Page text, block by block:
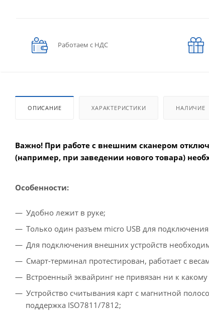
Работаем с НДС
ОПИСАНИЕ ХАРАКТЕРИСТИКИ НАЛИЧИЕ
Важно! При работе с внешним сканером
(например, при заведении нового товара)
Особенности:
Удобно лежит в руке;
Только один разъем micro USB для
Для подключения внешних устройств
Смарт-терминал протестирован, работает с
Встроенный эквайринг не привязан ни к
Устройство считывания карт с магнитной
поддержка ISO7811/7812;